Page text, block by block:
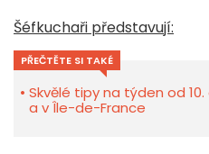
Šéfkuchaři představují:
PŘEČTĚTE SI TAKÉ
Skvělé tipy na týden od 10.
a v Île-de-France